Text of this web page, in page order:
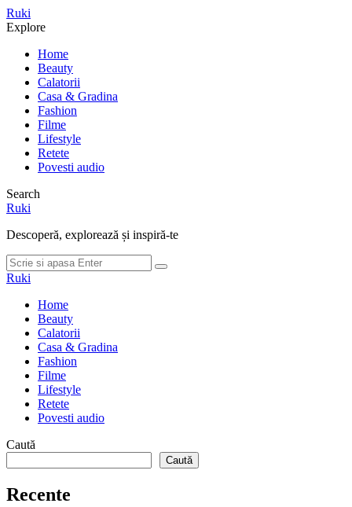
Meniu
Ruki
Cauta
Explore
Home
Beauty
Calatorii
Casa & Gradina
Fashion
Filme
Lifestyle
Retete
Povesti audio
Search
Ruki
Descoperă, explorează și inspiră-te
Cauta
dupa:
Cauta
Ruki
Home
Beauty
Calatorii
Casa & Gradina
Fashion
Filme
Lifestyle
Retete
Povesti audio
Caută
Caută
Recente